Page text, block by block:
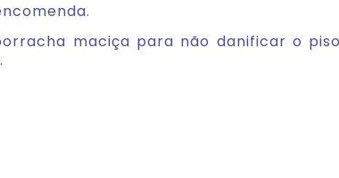
maciça para não danificar o